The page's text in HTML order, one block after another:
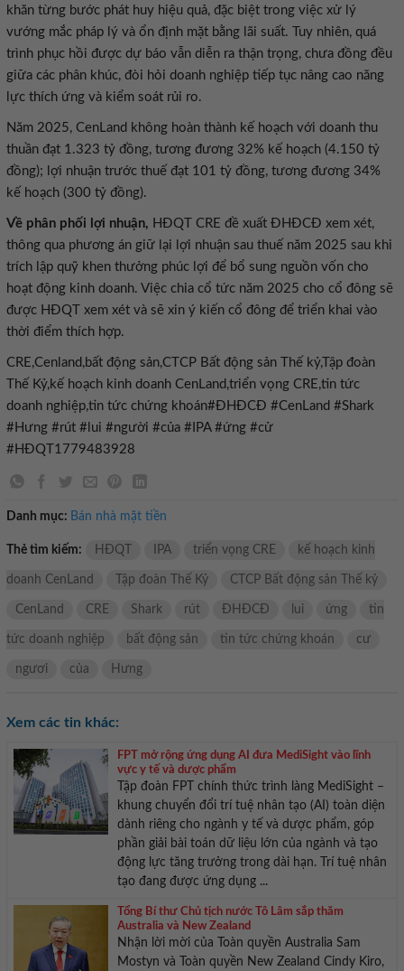
khăn từng bước phát huy hiệu quả, đặc biệt trong việc xử lý
vướng mắc pháp lý và ổn định mặt bằng lãi suất. Tuy nhiên, quá
trình phục hồi được dự báo vẫn diễn ra thận trọng, chưa đồng đều
giữa các phân khúc, đòi hỏi doanh nghiệp tiếp tục nâng cao năng
lực thích ứng và kiểm soát rủi ro.
Năm 2025, CenLand không hoàn thành kế hoạch với doanh thu
thuần đạt 1.323 tỷ đồng, tương đương 32% kế hoạch (4.150 tỷ
đồng); lợi nhuận trước thuế đạt 101 tỷ đồng, tương đương 34%
kế hoạch (300 tỷ đồng).
Về phân phối lợi nhuận, HĐQT CRE đề xuất ĐHĐCĐ xem xét,
thông qua phương án giữ lại lợi nhuận sau thuế năm 2025 sau khi
trích lập quỹ khen thưởng phúc lợi để bổ sung nguồn vốn cho
hoạt động kinh doanh. Việc chia cổ tức năm 2025 cho cổ đông sẽ
được HĐQT xem xét và sẽ xin ý kiến cổ đông để triển khai vào
thời điểm thích hợp.
CRE,Cenland,bất động sản,CTCP Bất động sản Thế kỷ,Tập đoàn
Thế Kỷ,kế hoạch kinh doanh CenLand,triển vọng CRE,tin tức
doanh nghiệp,tin tức chứng khoán#ĐHĐCĐ #CenLand #Shark
#Hưng #rút #lui #người #của #IPA #ứng #cử
#HĐQT1779483928
Danh mục: Bán nhà mặt tiền
Thẻ tìm kiếm: HĐQT IPA triển vọng CRE kế hoạch kinh
doanh CenLand Tập đoàn Thế Kỷ CTCP Bất động sản Thế kỷ
CenLand CRE Shark rút ĐHĐCĐ lui ứng tin
tức doanh nghiệp bất động sản tin tức chứng khoán cư
ngươi của Hưng
Xem các tin khác:
FPT mở rộng ứng dụng AI đưa MediSight vào lĩnh
vực y tế và dược phẩm
Tập đoàn FPT chính thức trình làng MediSight –
khung chuyển đổi trí tuệ nhân tạo (AI) toàn diện
dành riêng cho ngành y tế và dược phẩm, góp
phần giải bài toán dữ liệu lớn của ngành và tạo
động lực tăng trưởng trong dài hạn. Trí tuệ nhân
tạo đang được ứng dụng ...
Tổng Bí thư Chủ tịch nước Tô Lâm sắp thăm
Australia và New Zealand
Nhận lời mời của Toàn quyền Australia Sam
Mostyn và Toàn quyền New Zealand Cindy Kiro,